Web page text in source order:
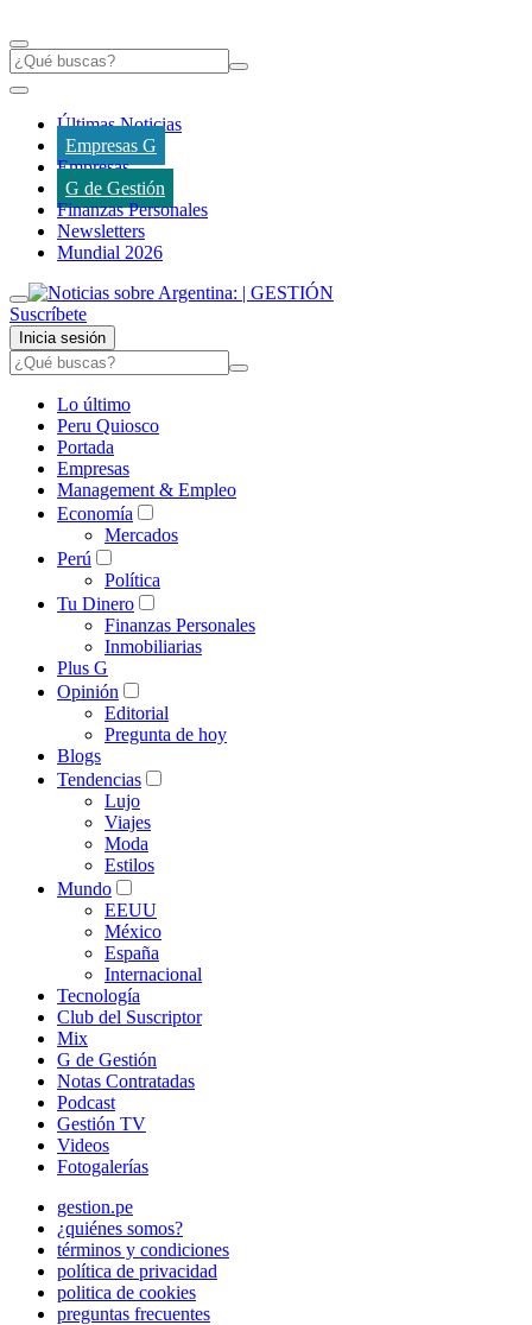
Últimas Noticias
Empresas G
Empresas
G de Gestión
Finanzas Personales
Newsletters
Mundial 2026
Suscríbete
Inicia sesión
Lo último
Peru Quiosco
Portada
Empresas
Management & Empleo
Economía
Mercados
Perú
Política
Tu Dinero
Finanzas Personales
Inmobiliarias
Plus G
Opinión
Editorial
Pregunta de hoy
Blogs
Tendencias
Lujo
Viajes
Moda
Estilos
Mundo
EEUU
México
España
Internacional
Tecnología
Club del Suscriptor
Mix
G de Gestión
Notas Contratadas
Podcast
Gestión TV
Videos
Fotogalerías
gestion.pe
¿quiénes somos?
términos y condiciones
política de privacidad
politica de cookies
preguntas frecuentes